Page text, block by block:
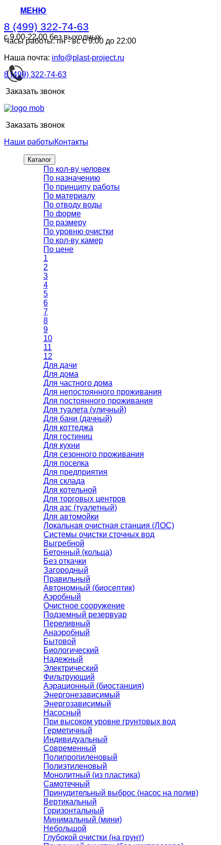
МЕНЮ
8 (499) 322-74-63
с 9.00-22.00 без выходных
8 (499) 322-74-63
с 9.00-22.00 без выходных
Часы работы: пн - вс с 9:00 до 22:00
Наша почта: info@plast-project.ru
8 (499) 322-74-63
Заказать звонок
Заказать звонок
Наши работыКонтакты
Каталог
По кол-ву человек
По назначению
По принципу работы
По материалу
По отводу воды
По форме
По размеру
По уровню очистки
По кол-ву камер
По цене
1
2
3
4
5
6
7
8
9
10
11
12
Для дачи
Для дома
Для частного дома
Для непостоянного проживания
Для постоянного проживания
Для туалета (уличный)
Для бани (дачный)
Для коттеджа
Для гостиниц
Для кухни
Для сезонного проживания
Для поселка
Для предприятия
Для склада
Для котельной
Для торговых центров
Для азс (туалетный)
Для автомойки
Локальная очистная станция (ЛОС)
Системы очистки сточных вод
Выгребной
Бетонный (кольца)
Без откачки
Загородный
Правильный
Автономный (биосептик)
Аэробный
Очистное сооружение
Подземный резервуар
Переливный
Анаэробный
Бытовой
Биологический
Надежный
Электрический
Фильтрующий
Аэрационный (биостанция)
Энергонезависимый
Энергозависимый
Насосный
При высоком уровне грунтовых вод
Герметичный
Индивидуальный
Современный
Полипропиленовый
Полиэтиленовый
Монолитный (из пластика)
Самотечный
Принудительный выброс (насос на полив)
Вертикальный
Горизонтальный
Минимальный (мини)
Небольшой
Глубокой очистки (на грунт)